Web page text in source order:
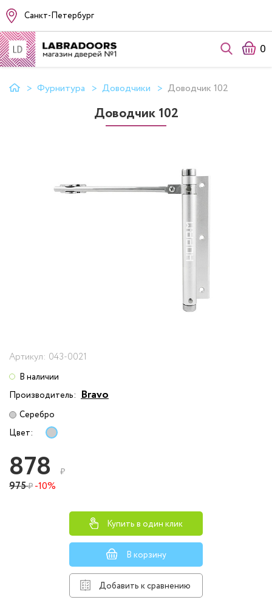
Санкт-Петербург
0
Фурнитура Доводчики Доводчик 102
Доводчик 102
Артикул: 043-0021
В наличии
Производитель: Bravo
Серебро
Цвет:
878 ₽
975₽ -10%
Купить в один клик
В корзину
Добавить к сравнению